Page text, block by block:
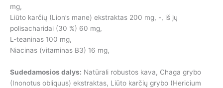
mg,
Liūto karčių (Lion’s mane) ekstraktas 200 mg, -, iš jų
polisacharidai (30 %) 60 mg,
L-teaninas 100 mg,
Niacinas (vitaminas B3) 16 mg,
Sudedamosios dalys: Natūrali robustos kava, Chaga grybo
(Inonotus obliquus) ekstraktas, Liūto karčių grybo (Hericium